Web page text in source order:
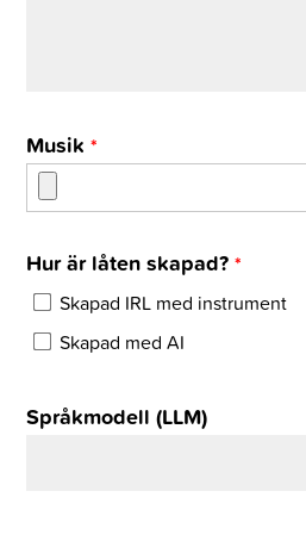
Musik*
Hur är låten skapad?*
Skapad IRL med instrument
Skapad med AI
Språkmodell (LLM)